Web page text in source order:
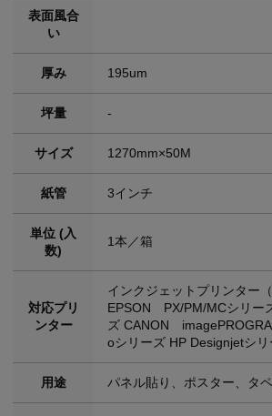
表面風合
い
厚み 195um
坪量 -
サイズ 1270mm×50M
紙管 3インチ
単位 (入
数)
1本／箱
対応プリ
ンター
インクジェットプリンター（
EPSON PX/PM/MCシリー
ズ CANON
oシリーズ HP Designjetシリ
用途 パネル貼り、ポスター、タ